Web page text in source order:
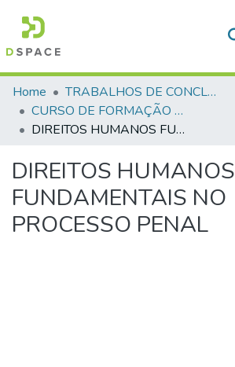
Communities & Collections
All of DSpace
Home
TRABALHOS DE CONCLUSÃO DE CURSO - CFP (CURSO DE FORMAÇÃO DE PRAÇAS)
CURSO DE FORMAÇÃO DE PRAÇAS - CFP - 2018
DIREITOS HUMANOS FUNDAMENTAIS NO PROCESSO PENAL
DIREITOS HUMANOS
FUNDAMENTAIS NO
PROCESSO PENAL